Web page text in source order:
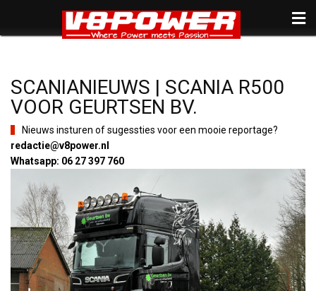
SCANIANIEUWS | SCANIA R500
VOOR GEURTSEN BV.
Nieuws insturen of sugessties voor een mooie reportage?
redactie@v8power.nl
Whatsapp: 06 27 397 760